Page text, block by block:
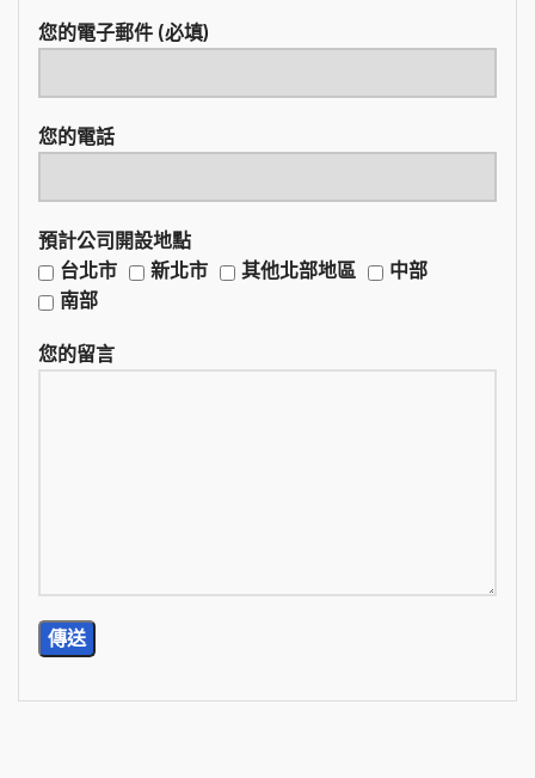
您的電子郵件 (必填)
您的電話
預計公司開設地點
台北市
新北市 其他北部地區
中部
南部
您的留言